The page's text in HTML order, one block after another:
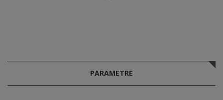
PARAMETRE